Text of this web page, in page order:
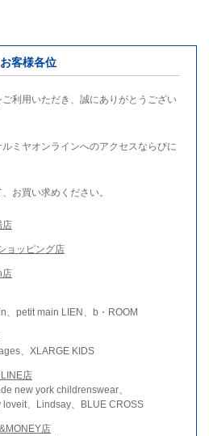
お客様各位
利用いただき、誠にありがとうござい
ミヤオンラインへのアクセスならびに
お買い求めください。
店
ョッピング店
店
、petit main LIEN、b・ROOM
、XLARGE KIDS
店
new york childrenswear、
、Lindsay、BLUE CROSS
店